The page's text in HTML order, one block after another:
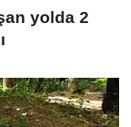
yolda 2